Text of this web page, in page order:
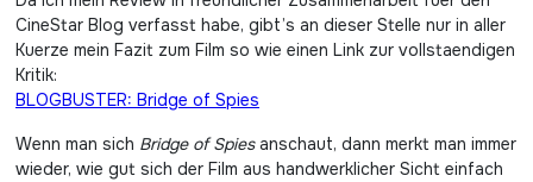
CineStar Blog verfasst habe, gibt’s an dieser Stelle nur in aller
Kuerze mein Fazit zum Film so wie einen Link zur vollstaendigen
Kritik:
BLOGBUSTER: Bridge of Spies
Wenn man sich Bridge of Spiesanschaut, dann merkt man immer
wieder, wie gut sich der Film aus handwerklicher Sicht einfach